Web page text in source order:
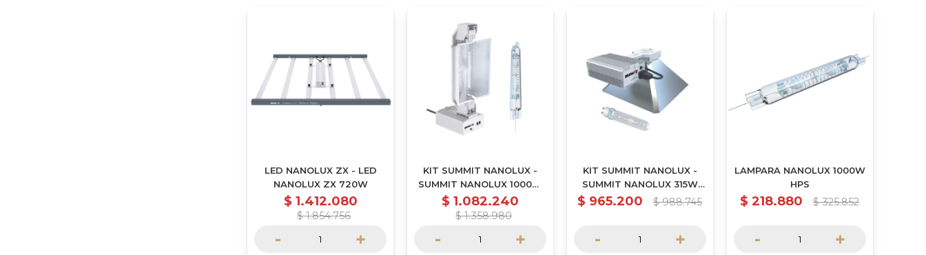
LED NANOLUX ZX - LED
NANOLUX ZX 720W
$ 1.412.080
$ 1.854.756
- +
KIT SUMMIT NANOLUX -
SUMMIT NANOLUX 1000W
HPS + LAMPARA
$ 1.082.240
$ 1.358.980
- +
KIT SUMMIT NANOLUX -
SUMMIT NANOLUX 315W
CMH + LAMPARA
$ 965.200 $ 988.745
- +
LAMPARA NANOLUX 1000W
HPS
$ 218.880 $ 325.852
- +